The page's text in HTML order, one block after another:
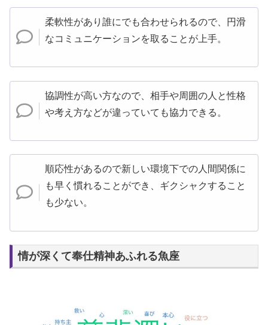
柔軟性があり誰にでも合わせられるので、円滑
なコミュニケーションを取ることが上手。
協調性が高い方なので、相手や周囲の人と性格
や考え方などが違っていても協力できる。
順応性があるので新しい環境下での人間関係に
も早く慣れることができ、ギクシャクすること
も少ない。
情が深くて奉仕精神あふれる魚座